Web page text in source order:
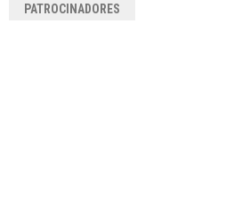
PATROCINADORES